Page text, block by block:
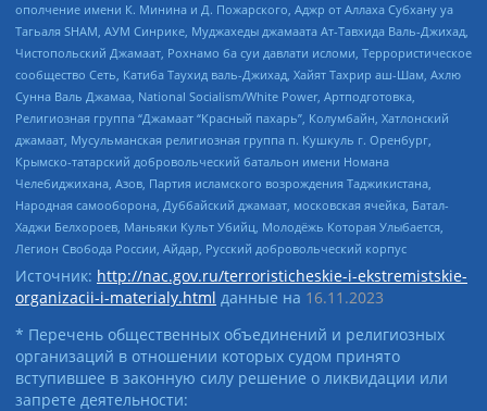
ополчение имени К. Минина и Д. Пожарского, Аджр от Аллаха Субхану уа
Тагьаля SHAM, АУМ Синрике, Муджахеды джамаата Ат-Тавхида Валь-Джихад,
Чистопольский Джамаат, Рохнамо ба суи давлати исломи, Террористическое
сообщество Сеть, Катиба Таухид валь-Джихад, Хайят Тахрир аш-Шам, Ахлю
Сунна Валь Джамаа, National Socialism/White Power, Артподготовка,
Религиозная группа “Джамаат “Красный пахарь”, Колумбайн, Хатлонский
джамаат, Мусульманская религиозная группа п. Кушкуль г. Оренбург,
Крымско-татарский добровольческий батальон имени Номана
Челебиджихана, Азов, Партия исламского возрождения Таджикистана,
Народная самооборона, Дуббайский джамаат, московская ячейка, Батал-
Хаджи Белхороев, Маньяки Культ Убийц, Молодёжь Которая Улыбается,
Легион Свобода России, Айдар, Русский добровольческий корпус
Источник: http://nac.gov.ru/terroristicheskie-i-ekstremistskie-
organizacii-i-materialy.html данные на 16.11.2023
* Перечень общественных объединений и религиозных
организаций в отношении которых судом принято
вступившее в законную силу решение о ликвидации или
запрете деятельности: